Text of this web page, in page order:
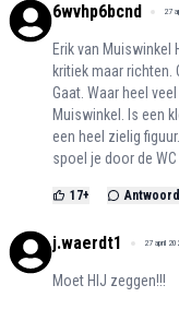
6wvhp6bcnd 27
Erik van Muiswinkel
kritiek maar richten.
Gaat. Waar heel
Muiswinkel. Is een
een heel zielig
spoel je door de WC
17+ Antwoord
j.waerdt1 27 april
Moet HIJ zeggen!!!